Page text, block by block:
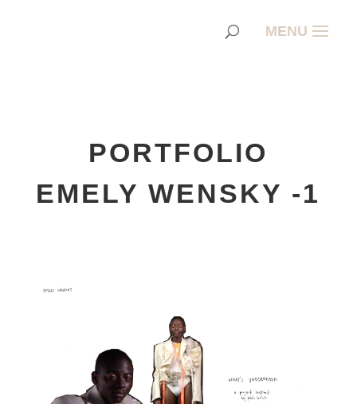
PORTFOLIO
EMELY WENSKY -1